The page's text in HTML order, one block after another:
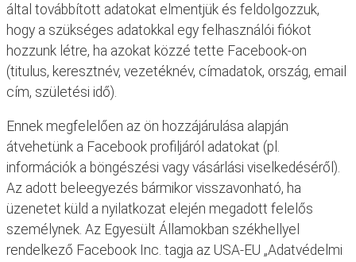
által továbbított adatokat elmentjük és feldolgozzuk,
hogy a szükséges adatokkal egy felhasználói fiókot
hozzunk létre, ha azokat közzé tette Facebook-on
(titulus, keresztnév, vezetéknév, címadatok, ország, email
cím, születési idő).
Ennek megfelelően az ön hozzájárulása alapján
átvehetünk a Facebook profiljáról adatokat (pl.
információk a böngészési vagy vásárlási viselkedéséről).
Az adott beleegyezés bármikor visszavonható, ha
üzenetet küld a nyilatkozat elején megadott felelős
személynek. Az Egyesült Államokban székhellyel
rendelkező Facebook Inc. tagja az USA-EU „Adatvédelmi